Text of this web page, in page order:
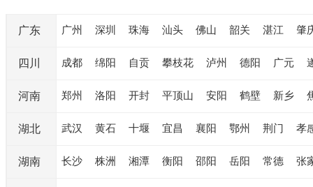
广东 广州 深圳 珠海 汕头 佛山 韶关 湛江 肇
四川 成都 绵阳 自贡 攀枝花 泸州 德阳 广元
河南 郑州 洛阳 开封 平顶山 安阳 鹤壁 新乡
湖北 武汉 黄石 十堰 宜昌 襄阳 鄂州 荆门 孝
湖南 长沙 株洲 湘潭 衡阳 邵阳 岳阳 常德 张